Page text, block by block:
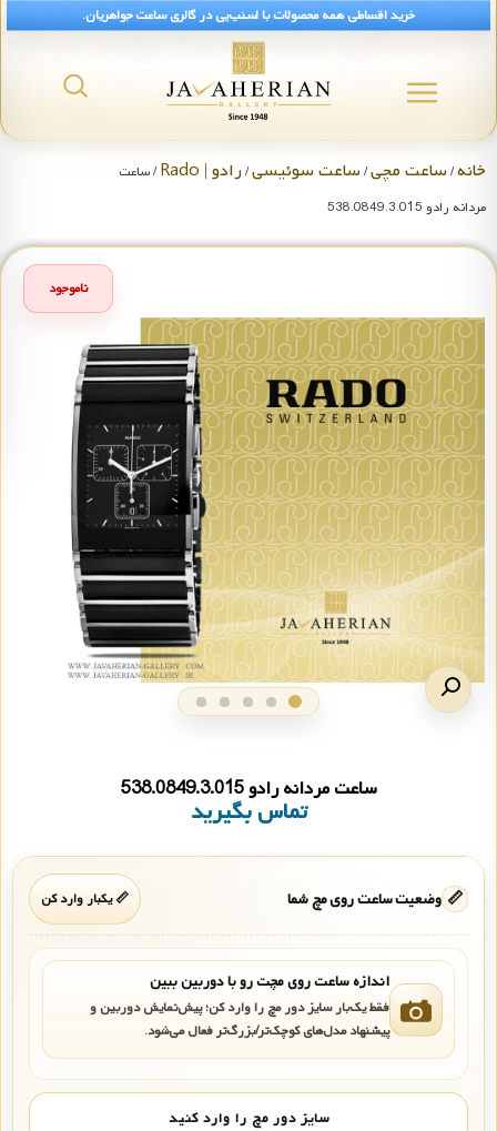
خرید اقساطی همه محصولات با اسنپ‌پی در گالری ساعت جواهریان.
خانه/ساعت مچی/ساعت سوئیسی/رادو | Rado
/ ساعت
مردانه رادو 538.0849.3.015
ناموجود
ساعت مردانه رادو 538.0849.3.015
تماس بگیرید
📏 وضعیت ساعت روی مچ شما 📏 یکبار وارد کن
اندازه ساعت روی مچت رو با دوربین ببین
فقط یک‌بار سایز دور مچ را وارد کن؛ پیش‌نمایش دوربین و
پیشنهاد مدل‌های کوچک‌تر/بزرگ‌تر فعال می‌شود.
سایز دور مچ را وارد کنید